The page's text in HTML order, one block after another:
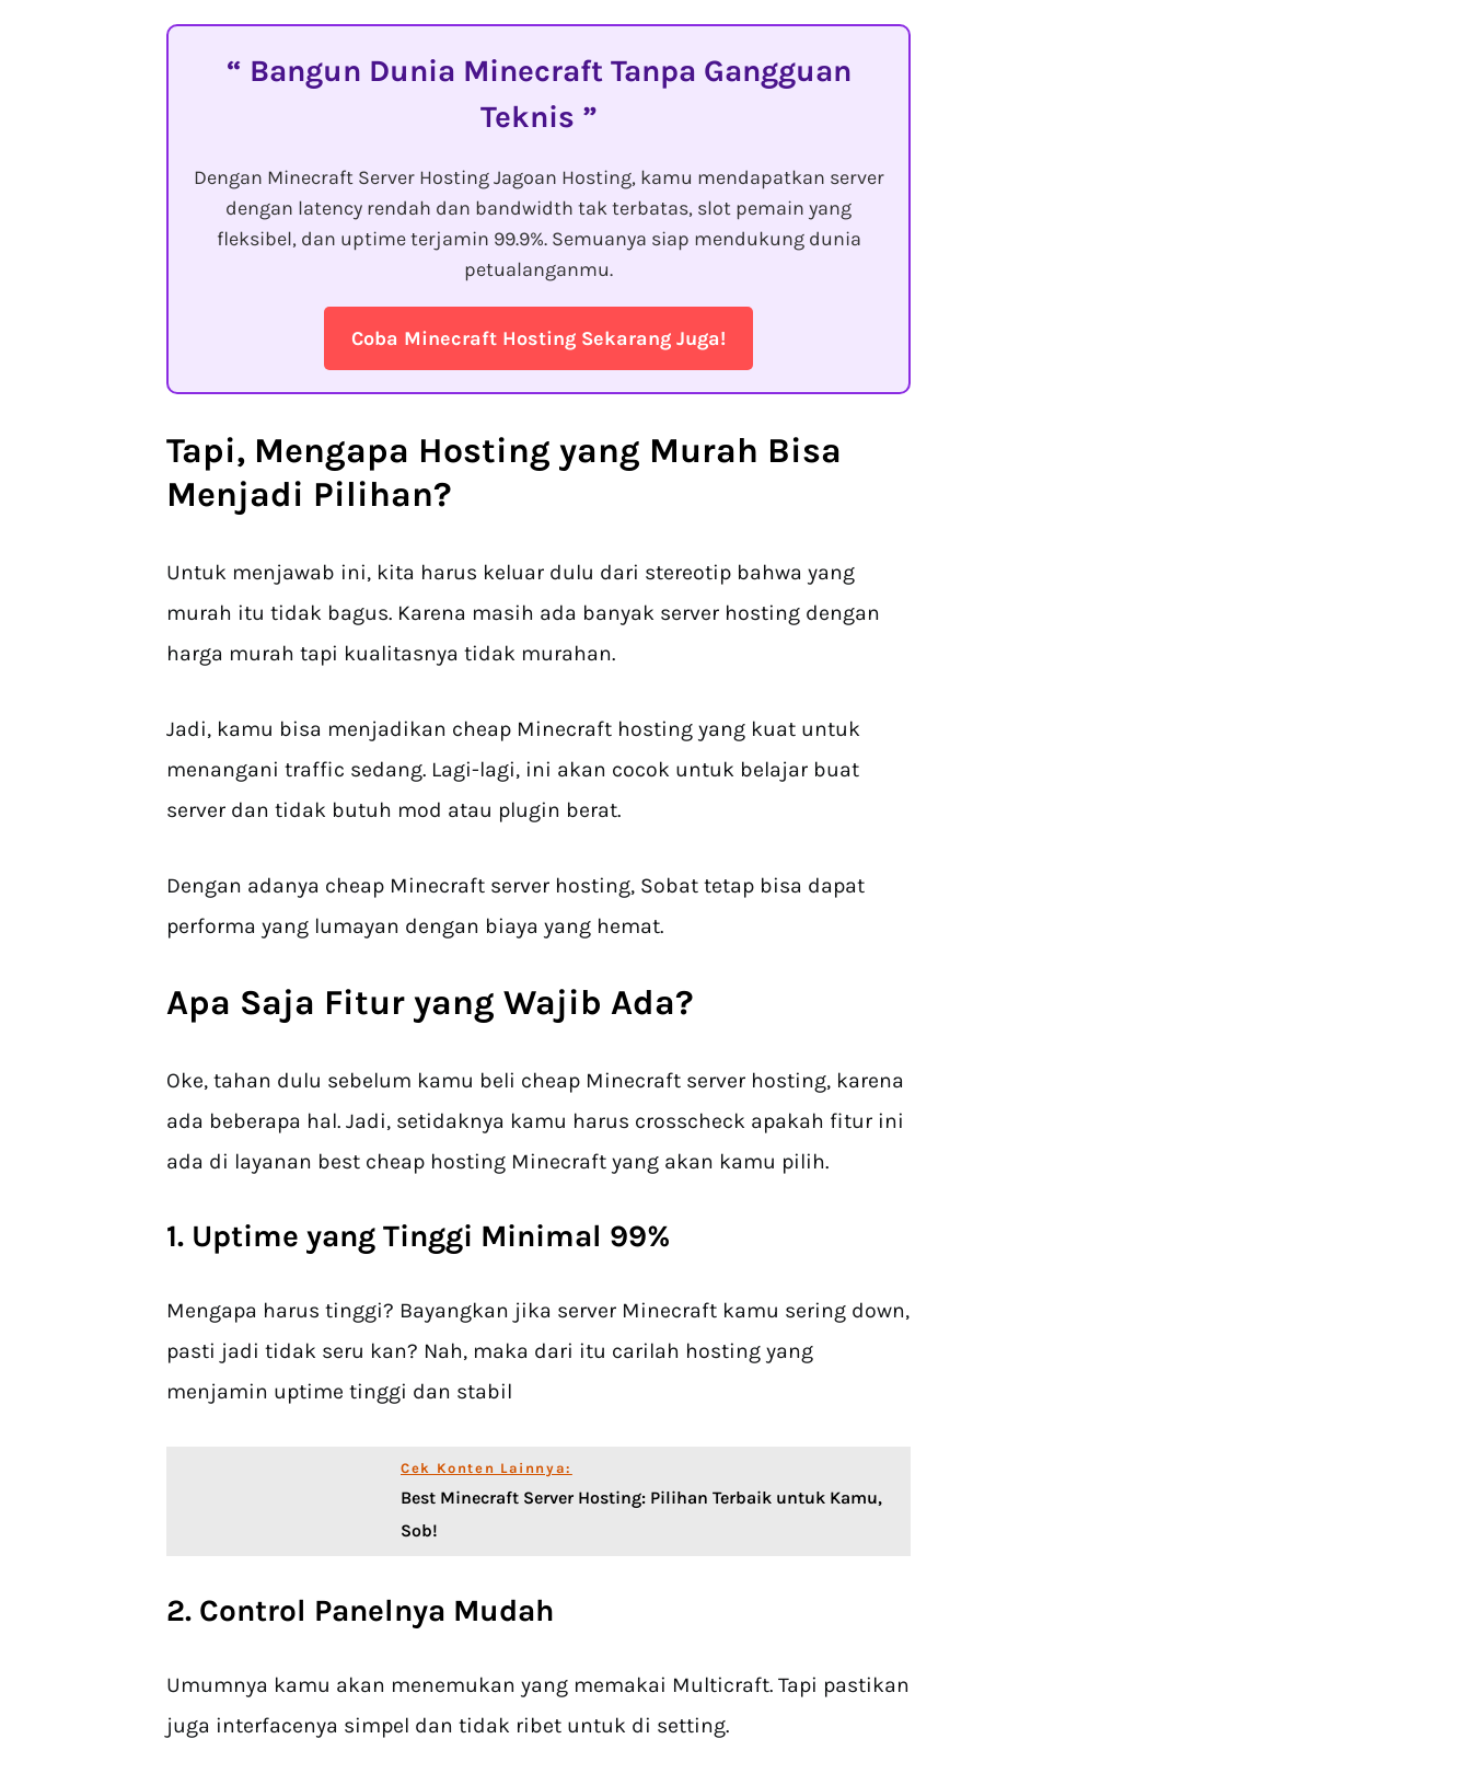
Bangun Dunia Minecraft Tanpa Gangguan
Teknis
Dengan Minecraft Server Hosting Jagoan Hosting, kamu mendapatkan server
dengan latency rendah dan bandwidth tak terbatas, slot pemain yang
fleksibel, dan uptime terjamin 99.9%. Semuanya siap mendukung dunia
petualanganmu.
Coba Minecraft Hosting Sekarang Juga!
Tapi, Mengapa Hosting yang Murah Bisa
Menjadi Pilihan?
Untuk menjawab ini, kita harus keluar dulu dari stereotip bahwa yang
murah itu tidak bagus. Karena masih ada banyak server hosting dengan
harga murah tapi kualitasnya tidak murahan.
Jadi, kamu bisa menjadikan cheap Minecraft hosting yang kuat untuk
menangani traffic sedang. Lagi-lagi, ini akan cocok untuk belajar buat
server dan tidak butuh mod atau plugin berat.
Dengan adanya cheap Minecraft server hosting, Sobat tetap bisa dapat
performa yang lumayan dengan biaya yang hemat.
Apa Saja Fitur yang Wajib Ada?
Oke, tahan dulu sebelum kamu beli cheap Minecraft server hosting, karena
ada beberapa hal. Jadi, setidaknya kamu harus crosscheck apakah fitur ini
ada di layanan best cheap hosting Minecraft yang akan kamu pilih.
1. Uptime yang Tinggi Minimal 99%
Mengapa harus tinggi? Bayangkan jika server Minecraft kamu sering down,
pasti jadi tidak seru kan? Nah, maka dari itu carilah hosting yang
menjamin uptime tinggi dan stabil
Cek Konten Lainnya:
Best Minecraft Server Hosting: Pilihan Terbaik untuk Kamu,
Sob!
2. Control Panelnya Mudah
Umumnya kamu akan menemukan yang memakai Multicraft. Tapi pastikan
juga interfacenya simpel dan tidak ribet untuk di setting.